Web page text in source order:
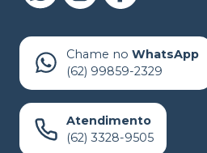
Chame no WhatsApp
(62) 99859-2329
Atendimento
(62) 3328-9505